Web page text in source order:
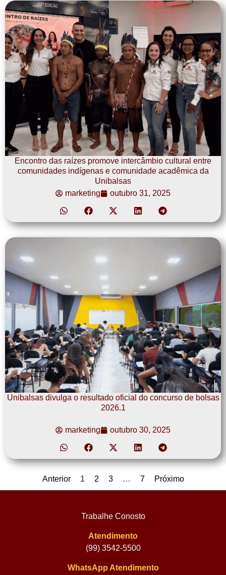
Encontro das raízes promove intercâmbio cultural entre
comunidades indígenas e comunidade acadêmica da
Unibalsas
marketing
outubro 31, 2025
Unibalsas divulga o resultado oficial do concurso de bolsas
2026.1
marketing outubro 30, 2025
Anterior 1 2 3 … 7 Próximo
Trabalhe Conosto
Atendimento
(99) 3542-5500
WhatsApp Atendimento